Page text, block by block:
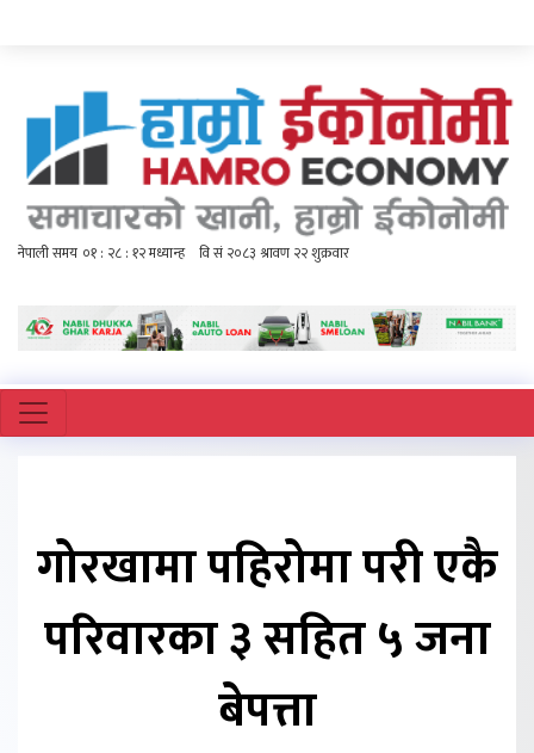
गोरखामा पहिरोमा परी एकै
परिवारका ३ सहित ५ जना
बेपत्ता